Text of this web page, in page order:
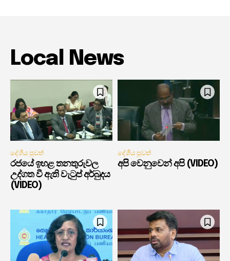
Local News
දේශීය පුවත්
රජයේ ඉහළ තනතුරුවල
උද්ගත වී ඇති වැටුප් අර්බුදය
(VIDEO)
දේශීය පුවත්
අපි වෙනුවෙන් අපි (VIDEO)